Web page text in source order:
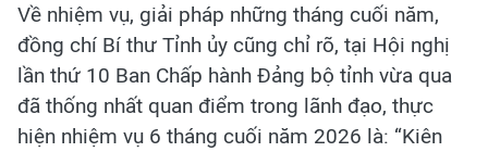
Về nhiệm vụ, giải pháp những tháng cuối năm,
đồng chí Bí thư Tỉnh ủy cũng chỉ rõ, tại Hội nghị
lần thứ 10 Ban Chấp hành Đảng bộ tỉnh vừa qua
đã thống nhất quan điểm trong lãnh đạo, thực
hiện nhiệm vụ 6 tháng cuối năm 2026 là: “Kiên